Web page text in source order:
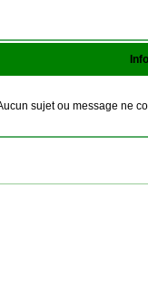
sujet ou message ne